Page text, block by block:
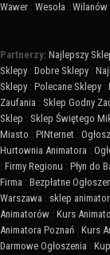
Wawer : Wesoła : Wilanów
Partnerzy: Najlepszy
Sklepy : Dobre Sklepy :
Sklepy : Polecane Sklepy :
Zaufania : Sklep Godny
Sklep : Sklep Świętego
Miasto : PINternet :
Hurtownia Animatora :
: Firmy Regionu : Płyn do
Firma : Bezpłatne
Warszawa : sklep
Animatorów : Kurs
Animatora Poznań : Kurs
Darmowe Ogłoszenia :